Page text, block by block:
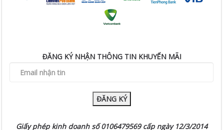
ĐĂNG KÝ NHẬN THÔNG TIN KHUYẾN MÃI
ĐĂNG KÝ
Giấy phép kinh doanh số 0106479569 cấp ngày 12/3/2014